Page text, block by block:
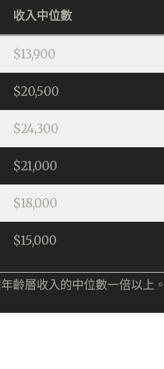
收入中位數
$13,900
$20,500
$24,300
$21,000
$18,000
$15,000
齡層收入的中位數一倍以上。